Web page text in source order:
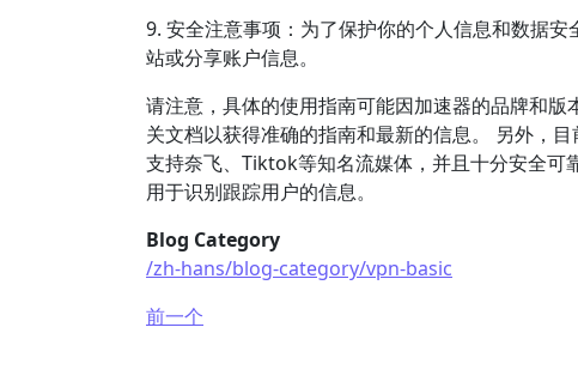
9. 安全注意事项：为了保护你的个人信息和数据
站或分享账户信息。
请注意，具体的使用指南可能因加速器的品牌和
关文档以获得准确的指南和最新的信息。 另外，
支持奈飞、Tiktok等知名流媒体，并且十分安全可
用于识别跟踪用户的信息。
Blog Category
/zh-hans/blog-category/vpn-basic
前一个